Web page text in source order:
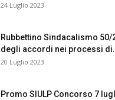
24 Luglio 2023
Rubbettino Sindacalismo 50/
degli accordi nei processi
20 Luglio 2023
Promo SIULP Concorso 7